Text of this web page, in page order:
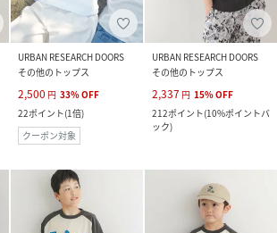
URBAN RESEARCH DOORS
その他のトップス
2,500 円 33%OFF
22ポイント(1倍)
クーポン対象
URBAN RESEARCH DOORS
その他のトップス
2,337 円 15%OFF
212ポイント(10%ポイントバ
ック)